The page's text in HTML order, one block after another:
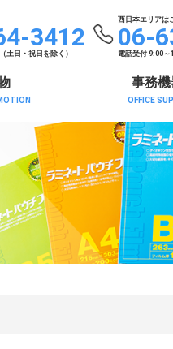
西日本エリアは
06-
電話受付 9:00～
3412
土日・祝日を除く）
事務機
OFFICE